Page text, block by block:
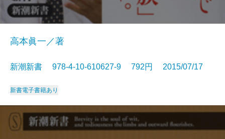
高本眞一／著
新潮新書 978-4-10-610627-9 792円 2015/07/17
新書電子書籍あり